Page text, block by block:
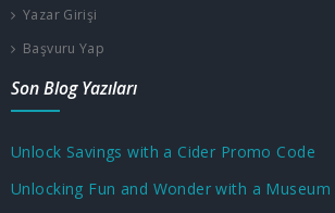
Yazar Girişi
Başvuru Yap
Son Blog Yazıları
Unlock Savings with a Cider Promo Code